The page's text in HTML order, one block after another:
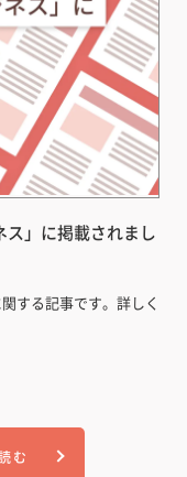
ス」に掲載されまし
する記事です。詳しく
む